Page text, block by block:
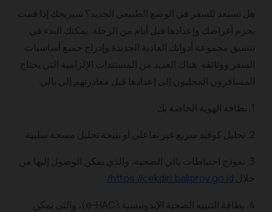
هل تستعد للسفر في الوضع الطبيعي الجديد؟ سيريحك إذا قمت
بحزم أغراضك وإعدادها قبل أيام من الرحلة. يمكنك البدء في
تنسيق مجموعة أدواتك العادية الجديدة وإدراج جميع أساسيات
السفر ووثائقه. هناك العديد من المستندات الإلزامية التي يحتاج
المسافرون المحليون إلى إعدادها قبل مغادرتهم إلى بالي:
1. بطاقة الهوية الخاصة بك
2. تحليل كوفيد سريع غير تفاعلي أو نتيجة تحليل مسحة سلبية
3. نموذج احتياطات بالي الصحية، والذي يمكن الوصول إليها من
خلال https://cekdiri.baliprov.go.id/
4. بطاقة التنبيه الصحية الإندونيسية (e-HAC)، والتي يمكن